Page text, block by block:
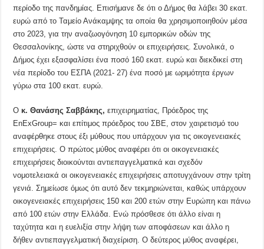
περίοδο της πανδημίας. Επισήμανε δε ότι ο Δήμος θα λάβει 30 εκατ.
ευρώ από το Ταμείο Ανάκαμψης τα οποία θα χρησιμοποιηθούν μέσα
στο 2023, για την αναζωογόνηση 10 εμπορικών οδών της
Θεσσαλονίκης, ώστε να στηριχθούν οι επιχειρήσεις. Συνολικά, ο
Δήμος έχει εξασφαλίσει ένα ποσό 160 εκατ. ευρώ και διεκδικεί στη
νέα περίοδο του ΕΣΠΑ (2021- 27) ένα ποσό με ωριμότητα έργων
γύρω στα 100 εκατ. ευρώ.
Ο κ. Θανάσης Σαββάκης,επιχειρηματίας, Πρόεδρος της
EnExGroup= και επίτιμος πρόεδρος του ΣΒΕ, στον χαιρετισμό του
αναφέρθηκε στους έξι μύθους που υπάρχουν για τις οικογενειακές
επιχειρήσεις. Ο πρώτος μύθος αναφέρει ότι οι οικογενειακές
επιχειρήσεις διοικούνται αντιεπαγγελματικά και σχεδόν
νομοτελειακά οι οικογενειακές επιχειρήσεις αποτυγχάνουν στην τρίτη
γενιά. Σημείωσε όμως ότι αυτό δεν τεκμηριώνεται, καθώς υπάρχουν
οικογενειακές επιχειρήσεις 150 και 200 ετών στην Ευρώπη και πάνω
από 100 ετών στην Ελλάδα. Ενώ πρόσθεσε ότι άλλο είναι η
ταχύτητα και η ευελιξία στην λήψη των αποφάσεων και άλλο η
δήθεν αντιεπαγγελματική διαχείριση. Ο δεύτερος μύθος αναφέρει,